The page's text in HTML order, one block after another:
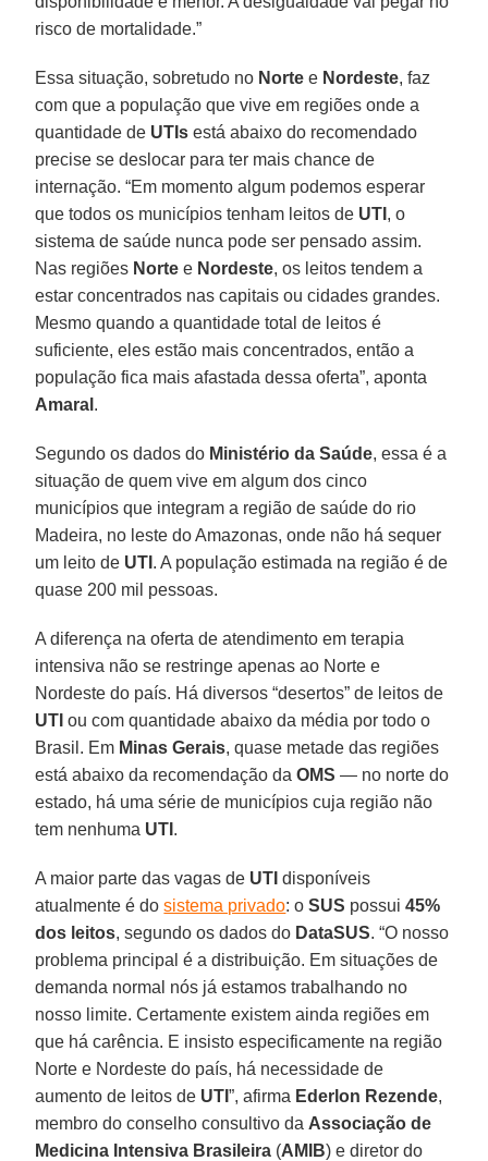
risco de mortalidade.”
Essa situação, sobretudo no Norte e Nordeste, faz
com que a população que vive em regiões onde a
quantidade de UTIs está abaixo do recomendado
precise se deslocar para ter mais chance de
internação. “Em momento algum podemos esperar
que todos os municípios tenham leitos de UTI , o
sistema de saúde nunca pode ser pensado assim.
Nas regiões Norte e Nordeste, os leitos tendem a
estar concentrados nas capitais ou cidades grandes.
Mesmo quando a quantidade total de leitos é
suficiente, eles estão mais concentrados, então a
população fica mais afastada dessa oferta”, aponta
Amaral .
Segundo os dados do Ministério da Saúde, essa é a
situação de quem vive em algum dos cinco
municípios que integram a região de saúde do rio
Madeira, no leste do Amazonas, onde não há sequer
um leito de UTI . A população estimada na região é de
quase 200 mil pessoas.
A diferença na oferta de atendimento em terapia
intensiva não se restringe apenas ao Norte e
Nordeste do país. Há diversos “desertos” de leitos de
UTI ou com quantidade abaixo da média por todo o
Brasil. Em Minas Gerais, quase metade das regiões
está abaixo da recomendação daOMS — no norte do
estado, há uma série de municípios cuja região não
tem nenhuma UTI .
A maior parte das vagas de UTI disponíveis
atualmente é do sistema privado: oSUS possui45%
dos leitos, segundo os dados do DataSUS. “O nosso
problema principal é a distribuição. Em situações de
demanda normal nós já estamos trabalhando no
nosso limite. Certamente existem ainda regiões em
que há carência. E insisto especificamente na região
Norte e Nordeste do país, há necessidade de
aumento de leitos de UTI”, afirma Ederlon Rezende,
membro do conselho consultivo da Associação de
Medicina Intensiva Brasileira (AMIB) e diretor do